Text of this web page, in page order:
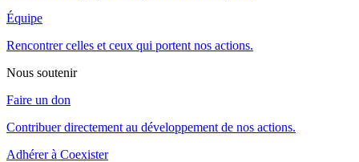
Équipe
Rencontrer celles et ceux qui portent nos actions.
Nous soutenir
Faire un don
Contribuer directement au développement de nos actions.
Adhérer à Coexister